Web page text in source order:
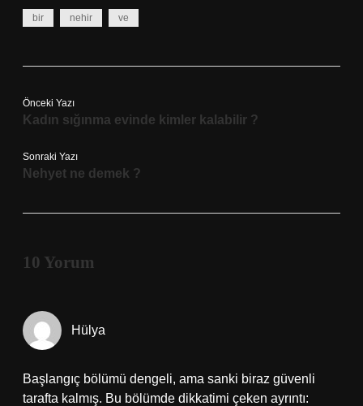
bir nehir ve
Önceki Yazı
Kadın sığınma evinde kimler kalabilir ?
Sonraki Yazı
Nehyet ne demek ?
10 Yorum
Hülya
Başlangıç bölümü dengeli, ama sanki biraz güvenli
tarafta kalmış. Bu bölümde dikkatimi çeken ayrıntı: